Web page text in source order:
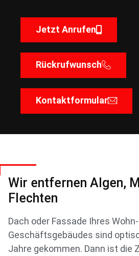
Jetzt Anrufen
Rückrufwunsch
Kontaktformular
Wir entfernen Algen,
Flechten
Dach oder Fassade Ihres
Geschäftsgebäudes sind
Jahre gekommen. Dann ist die